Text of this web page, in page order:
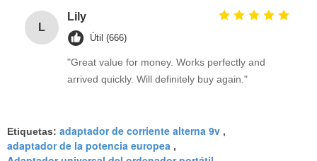
L
Lily
Útil (666)
"Great value for money. Works perfectly and
arrived quickly. Will definitely buy again."
Etiquetas: adaptador de corriente alterna 9v ,
adaptador de la potencia europea ,